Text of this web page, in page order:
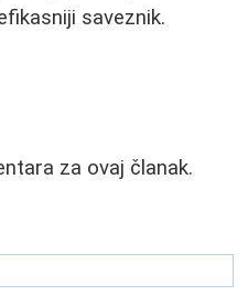
saveznik.
za ovaj članak.